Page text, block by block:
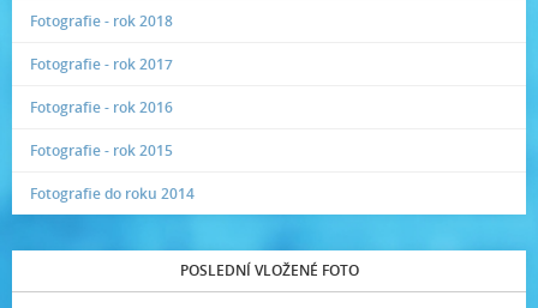
Fotografie - rok 2018
Fotografie - rok 2017
Fotografie - rok 2016
Fotografie - rok 2015
Fotografie do roku 2014
POSLEDNÍ VLOŽENÉ FOTO